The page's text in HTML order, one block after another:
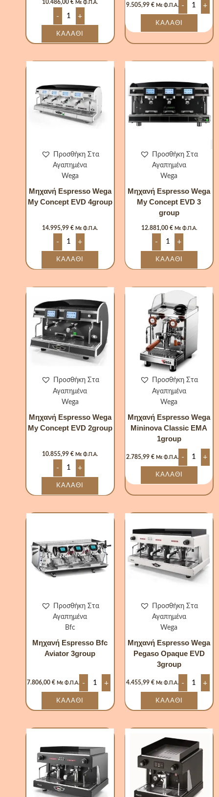
10.486,00€ Με Φ.Π.Α.
- +
ΚΑΛΆΘΙ
9.505,99 € Με Φ.Π.Α. - +
ΚΑΛΆΘΙ
Προσθήκη Στα
Αγαπημένα
Wega
Μηχανή Espresso Wega
My Concept EVD 4group
14.995,99€ Με Φ.Π.Α.
-
My
Concept
EVD
4group
ποσότητα
+
ΚΑΛΆΘΙ
Προσθήκη Στα
Αγαπημένα
Wega
Μηχανή Espresso Wega
My Concept EVD 3
group
12.881,00 € Με Φ.Π.Α.
-
My
Concept
EVD
group
ποσότητα
+
ΚΑΛΆΘΙ
Προσθήκη Στα
Αγαπημένα
Wega
Μηχανή Espresso Wega
My Concept EVD 2group
10.855,99€ Με Φ.Π.Α.
-
Wega
My
Concept
EVD
2group
ποσότητα
+
ΚΑΛΆΘΙ
Προσθήκη Στα
Αγαπημένα
Wega
Μηχανή Espresso Wega
Mininova Classic EMA
1group
2.785,99 € Με Φ.Π.Α. -
Espresso
Wega
Mininova
Classic
EMA
+
ΚΑΛΆΘΙ
Προσθήκη Στα
Αγαπημένα
Bfc
Μηχανή Espresso Bfc
Aviator 3group
7.806,00€ Με Φ.Π.Α. -
Μηχανή
3group
ποσότητα
+
ΚΑΛΆΘΙ
Προσθήκη Στα
Αγαπημένα
Wega
Μηχανή Espresso Wega
Pegaso Opaque EVD
3group
4.455,99 € Με Φ.Π.Α. -
Μηχανή
Wega
Pegaso
Opaque
EVD
3group
ποσότητα
+
ΚΑΛΆΘΙ
Μηχανή
Pegaso
Opaque
EVD
2group
ποσότητα
Μηχανή
Wega
Pegaso
Opaque
EVD
1group
ποσότητα